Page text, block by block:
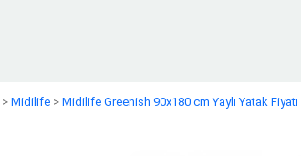
> Midilife > Midilife Greenish 90x180 cm Yaylı Yatak Fiyatı